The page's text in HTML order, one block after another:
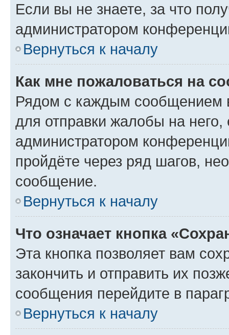
Если вы не знаете, за что
администратором
Вернуться к началу
Как мне пожаловаться на
Рядом с каждым сообщением
для отправки жалобы на
администратором
пройдёте через ряд шагов,
сообщение.
Вернуться к началу
Что означает кнопка
Эта кнопка позволяет вам
закончить и отправить их
сообщения перейдите в
Вернуться к началу